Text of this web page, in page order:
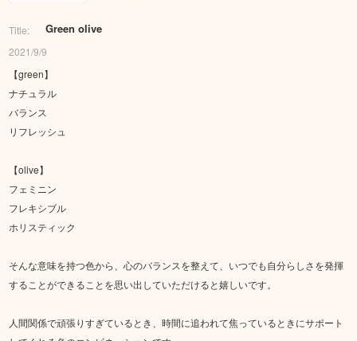
Title: Green olive
2021/9/9
【green】
ナチュラル
バランス
リフレッシュ
【olive】
フェミニン
フレキシブル
ホリスティック
そんな意味を持つ色から、心のバランスを整えて、いつでも自分らしさを発揮
することができることを思い出していただけると嬉しいです。
人間関係で頑張りすぎているとき、時間に追われて焦っているときにサポート